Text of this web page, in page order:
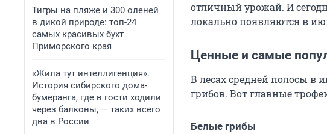
Тигры на пляже и 300 оленей
в дикой природе: топ-24
самых красивых бухт
Приморского края
«Жила тут интеллигенция».
История сибирского дома-
бумеранга, где в гости ходили
через балконы, — таких всего
два в России
отличный урожай. И
локально появляются в
Ценные и самые
В лесах средней полосы в
грибов. Вот главные
Белые грибы